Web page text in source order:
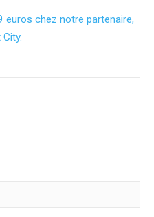
euros chez notre partenaire,